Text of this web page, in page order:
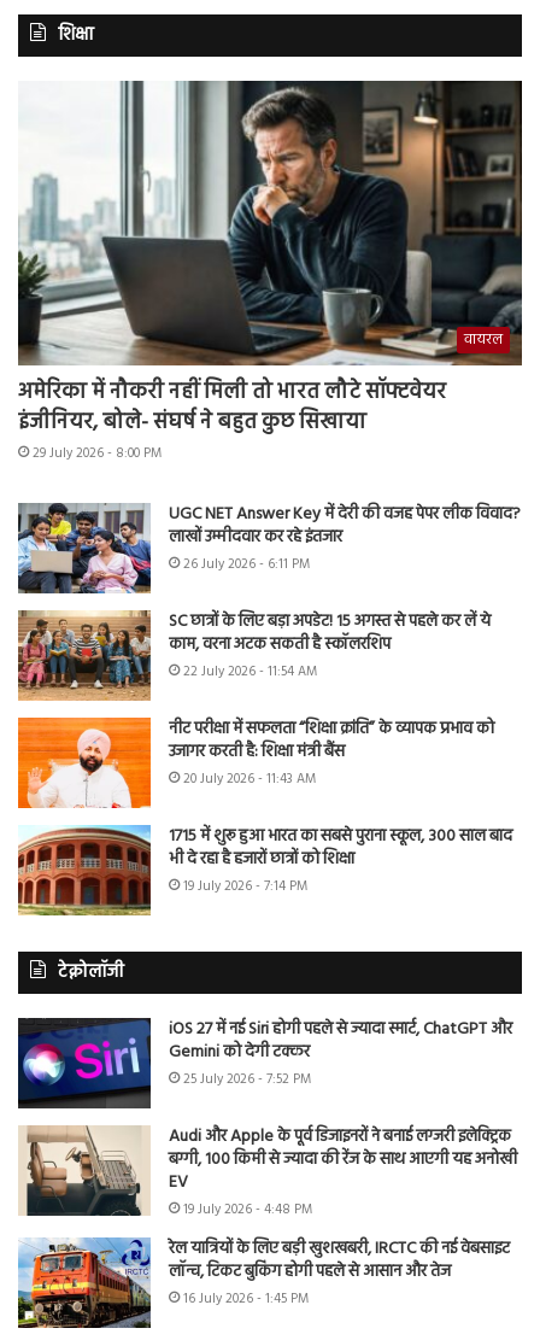
शिक्षा
वायरल
अमेरिका में नौकरी नहीं मिली तो भारत लौटे सॉफ्टवेयर
इंजीनियर, बोले- संघर्ष ने बहुत कुछ सिखाया
29 July 2026 - 8:00 PM
UGC NET Answer Key में देरी की वजह पेपर लीक विवाद?
लाखों उम्मीदवार कर रहे इंतजार
26 July 2026 - 6:11 PM
SC छात्रों के लिए बड़ा अपडेट! 15 अगस्त से पहले कर लें ये
काम, वरना अटक सकती है स्कॉलरशिप
22 July 2026 - 11:54 AM
नीट परीक्षा में सफलता “शिक्षा क्रांति” के व्यापक प्रभाव को
उजागर करती है: शिक्षा मंत्री बैंस
20 July 2026 - 11:43 AM
1715 में शुरू हुआ भारत का सबसे पुराना स्कूल, 300 साल बाद
भी दे रहा है हजारों छात्रों को शिक्षा
19 July 2026 - 7:14 PM
टेक्नोलॉजी
iOS 27 में नई Siri होगी पहले से ज्यादा स्मार्ट, ChatGPT और
Gemini को देगी टक्कर
25 July 2026 - 7:52 PM
Audi और Apple के पूर्व डिजाइनरों ने बनाई लग्जरी इलेक्ट्रिक
बग्गी, 100 किमी से ज्यादा की रेंज के साथ आएगी यह अनोखी
EV
19 July 2026 - 4:48 PM
रेल यात्रियों के लिए बड़ी खुशखबरी, IRCTC की नई वेबसाइट
लॉन्च, टिकट बुकिंग होगी पहले से आसान और तेज
16 July 2026 - 1:45 PM